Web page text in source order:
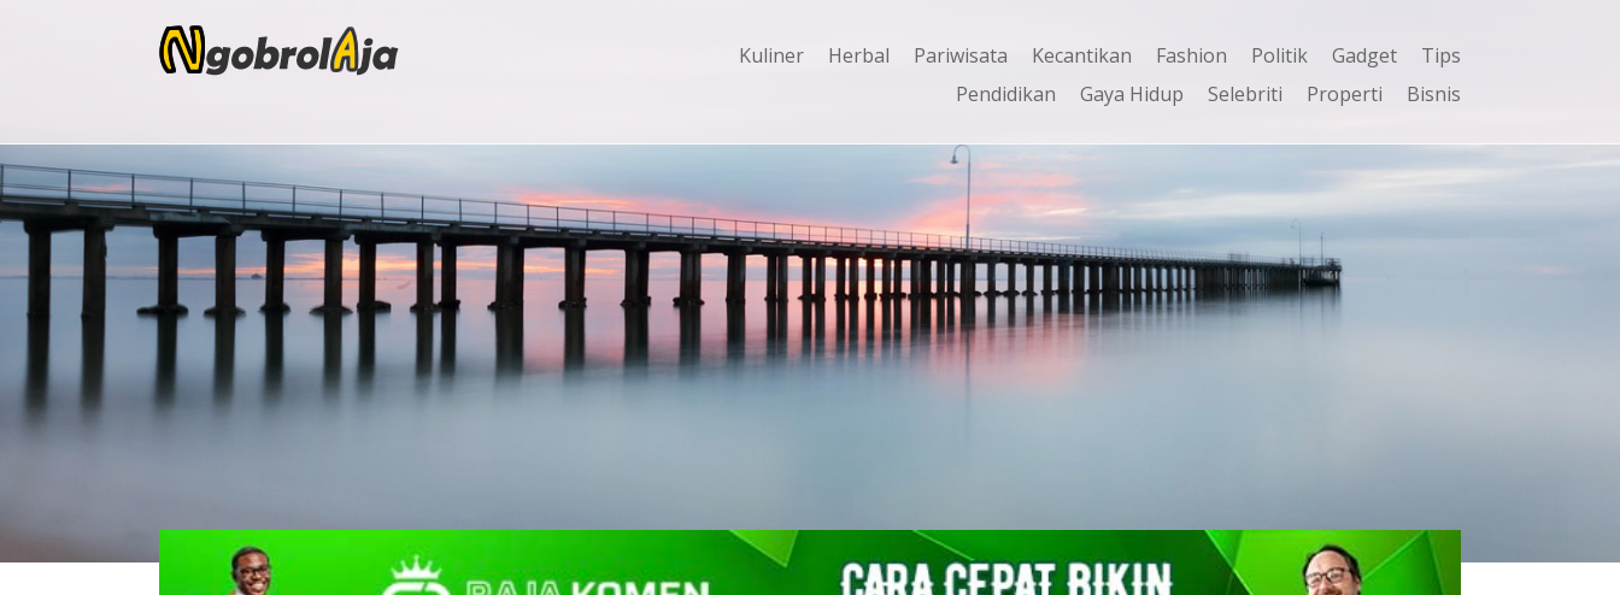
Kuliner Herbal Pariwisata Kecantikan Fashion Politik Gadget
Tips
Pendidikan
Gaya Hidup Selebriti Properti Bisnis